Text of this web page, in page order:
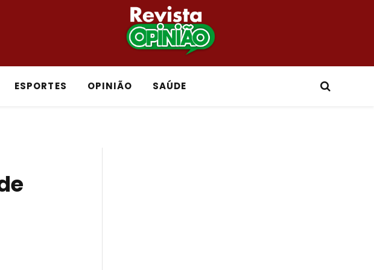
ESPORTES OPINIÃO SAÚDE